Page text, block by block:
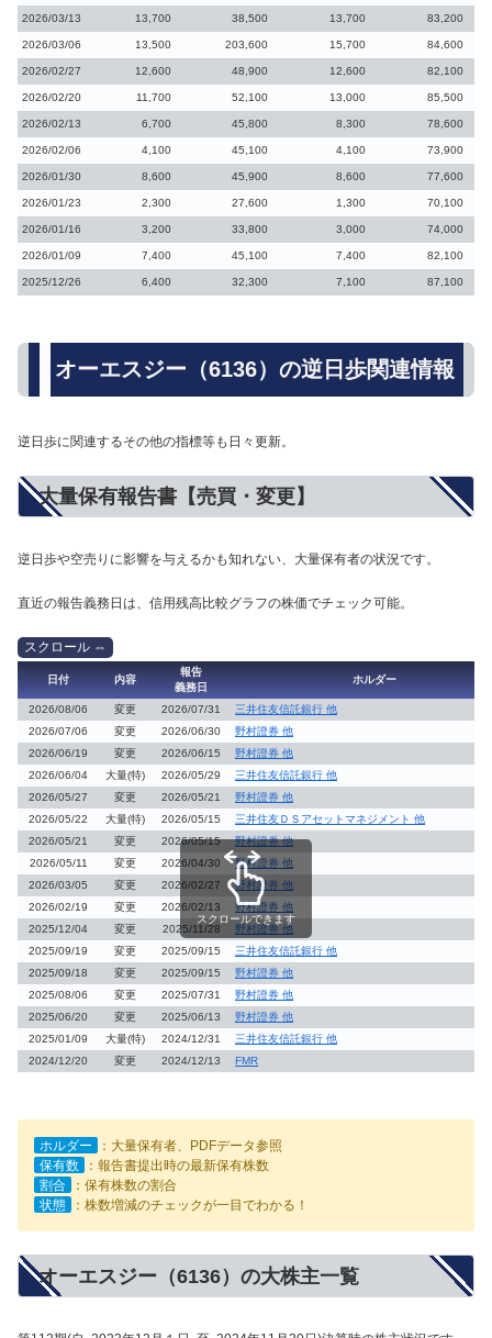
2026/03/13 13,700 38,500 13,700 83,200
2026/03/06 13,500 203,600 15,700 84,600
2026/02/27 12,600 48,900 12,600 82,100
2026/02/20 11,700 52,100 13,000 85,500
2026/02/13 6,700 45,800 8,300 78,600
2026/02/06 4,100 45,100 4,100 73,900
2026/01/30 8,600 45,900 8,600 77,600
2026/01/23 2,300 27,600 1,300 70,100
2026/01/16 3,200 33,800 3,000 74,000
2026/01/09 7,400 45,100 7,400 82,100
2025/12/26 6,400 32,300 7,100 87,100
オーエスジー（6136）の逆日歩関連情報
逆日歩に関連するその他の指標等も日々更新。
大量保有報告書【売買・変更】
逆日歩や空売りに影響を与えるかも知れない、大量保有者の状況です。
直近の報告義務日は、信用残高比較グラフの株価でチェック可能。
日付 内容
報告
義務日
ホルダー
2026/08/06 変更 2026/07/31
三井住友信託銀行 他
2026/07/06
変更 2026/06/30
野村證券 他
2026/06/19
変更 2026/06/15
野村證券 他
2026/06/04
大量(特) 2026/05/29
三井住友信託銀行 他
2026/05/27
変更 2026/05/21
野村證券 他
2026/05/22
大量(特) 2026/05/15
三井住友ＤＳアセットマネジメント 他
2026/05/21
変更 2026/05/15
野村證券 他
2026/05/11
変更 2026/04/30
野村證券 他
2026/03/05
変更 2026/02/27
野村證券 他
2026/02/19
変更 2026/02/13
野村證券 他
2025/12/04
変更 2025/11/28
野村證券 他
2025/09/19
変更 2025/09/15
三井住友信託銀行 他
2025/09/18
変更 2025/09/15
野村證券 他
2025/08/06
変更 2025/07/31
野村證券 他
2025/06/20
変更 2025/06/13
野村證券 他
2025/01/09
大量(特) 2024/12/31
三井住友信託銀行 他
2024/12/20
変更 2024/12/13 FMR
スクロールできます
ホルダー
：大量保有者、PDFデータ参照
保有数
：報告書提出時の最新保有株数
割合
：保有株数の割合
状態
：株数増減のチェックが一目でわかる！
オーエスジー（6136）の大株主一覧